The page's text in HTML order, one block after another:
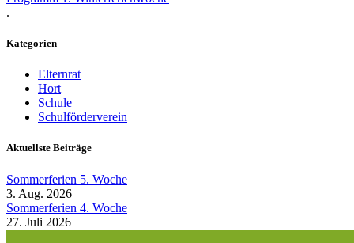
.
Kategorien
Elternrat
Hort
Schule
Schulförderverein
Aktuellste Beiträge
Sommerferien 5. Woche
3. Aug. 2026
Sommerferien 4. Woche
27. Juli 2026